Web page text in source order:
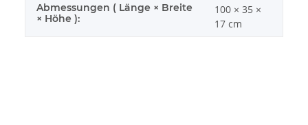
Abmessungen ( Länge × Breite
× Höhe ):
100 × 35 ×
17 cm